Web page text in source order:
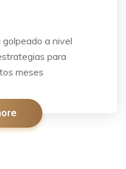
a nivel
para
meses